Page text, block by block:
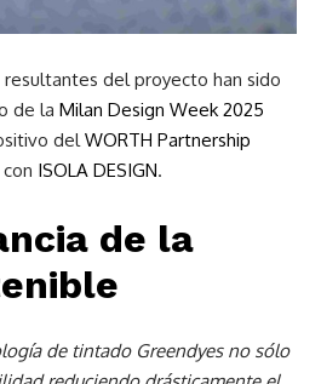
del proyecto han sido
de la Milan Design Week 2025
del WORTH Partnership
ISOLA DESIGN.
de la
de tintado Greendyes no sólo